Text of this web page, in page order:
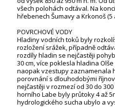
všech polohách odtával. Na
hřebenech Šumavy a Krkonoš (5
POVRCHOVÉ VODY
Hladiny vodních toků byly
rozložení srážek, případně
rozdíly hladin se nejčastěji
30 cm, více poklesla hladina Olše
naopak vzestupy zaznamenala
porovnání s dlouhodobými
nejčastěji v rozmezí od 30 do
horního Labe byly průtoky 4 až
hydrologického sucha ubylo a